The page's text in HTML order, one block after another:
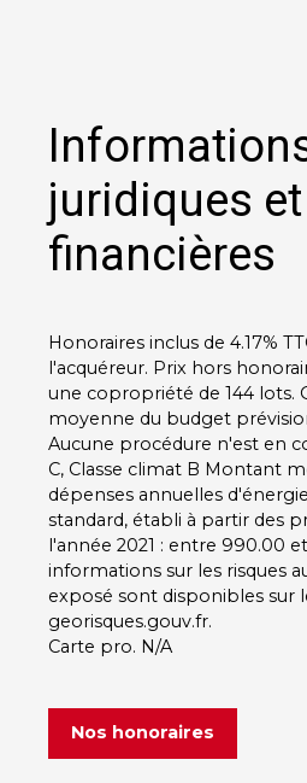
juridiques et
financières
Honoraires inclus de 4.17%
l'acquéreur. Prix hors
une copropriété de 144 lots.
moyenne du budget
Aucune procédure n'est en
C, Classe climat B Montant
dépenses annuelles
standard, établi à partir des
l'année 2021 : entre 990.00
informations sur les risques
exposé sont disponibles sur
georisques.gouv.fr.
Carte pro. N/A
Nos honoraires